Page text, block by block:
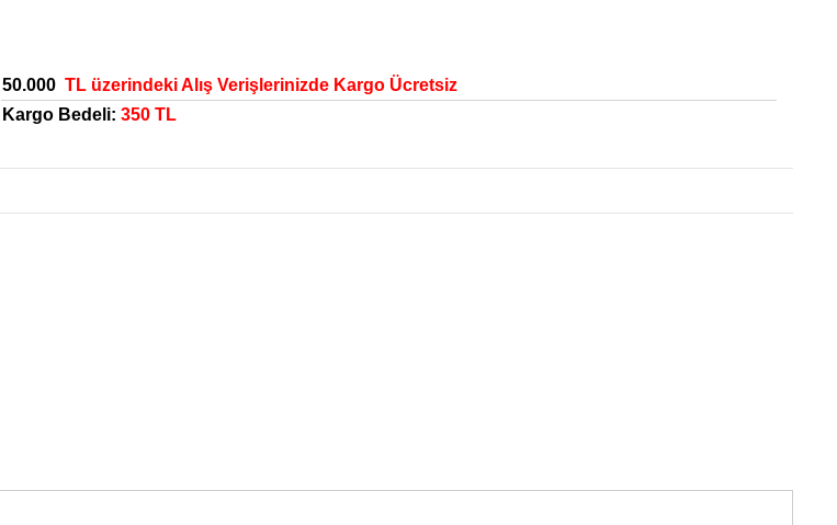
50.000TL üzerindeki Alış Verişlerinizde Kargo Ücretsiz
Kargo Bedeli: 350 TL